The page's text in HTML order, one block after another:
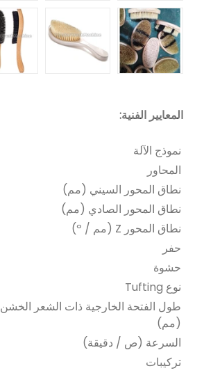
المعايير الفنية:
نموذج الآلة
المحاور
نطاق المحور السيني (مم)
نطاق المحور الصادي (مم)
نطاق المحور Z (مم / º)
حفر
حشوة
نوع Tufting
طول الفتحة الخارجية ذات الشعر الخشن
(مم)
السرعة (ص / دقيقة)
تركيبات